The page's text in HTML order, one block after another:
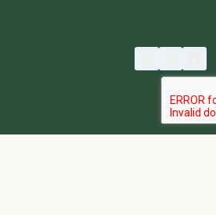
© 2026 spa2000